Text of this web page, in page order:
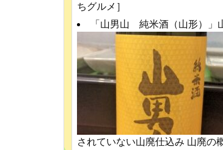
ちグルメ］
「山男山 純米酒（山形）」
されていない山廃仕込み 山廃の